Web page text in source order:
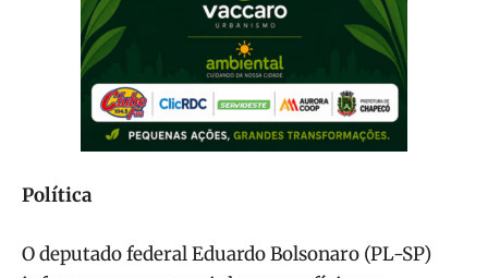
Política
O deputado federal Eduardo Bolsonaro (PL-SP)